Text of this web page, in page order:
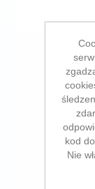
kod
Nie